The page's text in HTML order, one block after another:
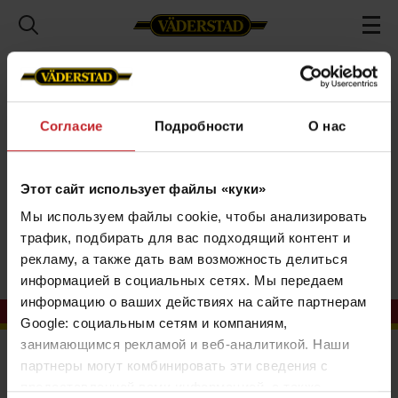
Согласие Подробности О нас
Этот сайт использует файлы «куки»
Мы используем файлы cookie, чтобы анализировать
трафик, подбирать для вас подходящий контент и
рекламу, а также дать вам возможность делиться
информацией в социальных сетях. Мы передаем
информацию о ваших действиях на сайте партнерам
Google: социальным сетям и компаниям,
занимающимся рекламой и веб-аналитикой. Наши
партнеры могут комбинировать эти сведения с
О компании
2019
International
International
Контакты